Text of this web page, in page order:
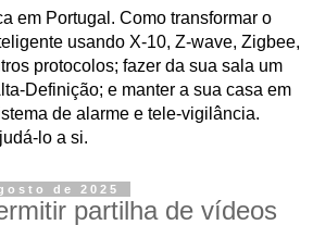
em Portugal. Como transformar o
usando X-10, Z-wave, Zigbee,
protocolos; fazer da sua sala um
Definição; e manter a sua casa em
de alarme e tele-vigilância.
lo a si.
de 2025
partilha de vídeos